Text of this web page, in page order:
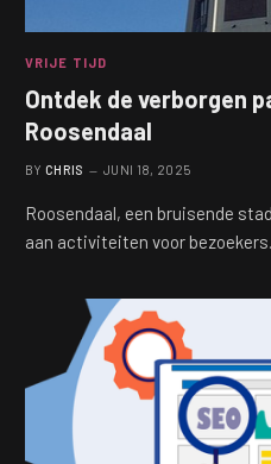
VRIJE TIJD
Ontdek de verborgen
Roosendaal
BY CHRIS JUNI 18, 2025
Roosendaal, een bruisende
aan activiteiten voor